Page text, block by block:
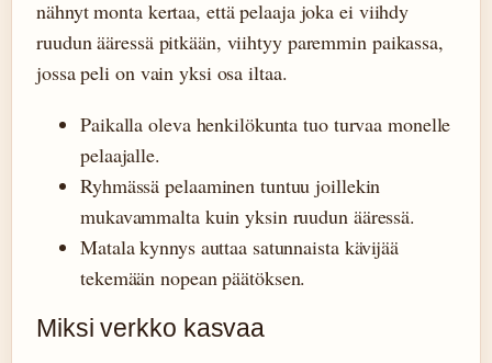
nähnyt monta kertaa, että pelaaja joka ei viihdy
ruudun ääressä pitkään, viihtyy paremmin paikassa,
jossa peli on vain yksi osa iltaa.
Paikalla oleva henkilökunta tuo turvaa monelle
pelaajalle.
Ryhmässä pelaaminen tuntuu joillekin
mukavammalta kuin yksin ruudun ääressä.
Matala kynnys auttaa satunnaista kävijää
tekemään nopean päätöksen.
Miksi verkko kasvaa